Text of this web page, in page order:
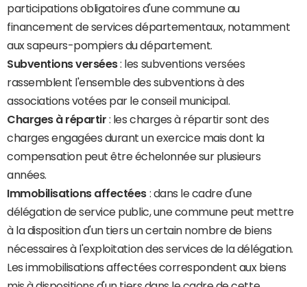
participations obligatoires d'une commune au
financement de services départementaux, notamment
aux sapeurs-pompiers du département.
Subventions versées: les subventions versées
rassemblent l'ensemble des subventions à des
associations votées par le conseil municipal.
Charges à répartir : les charges à répartir sont des
charges engagées durant un exercice mais dont la
compensation peut être échelonnée sur plusieurs
années.
Immobilisations affectées : dans le cadre d'une
délégation de service public, une commune peut mettre
à la disposition d'un tiers un certain nombre de biens
nécessaires à l'exploitation des services de la délégation.
Les immobilisations affectées correspondent aux biens